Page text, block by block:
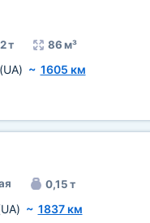
т 86 м³
(UA) ~ 1605 км
0,15 т
~ 1837 км